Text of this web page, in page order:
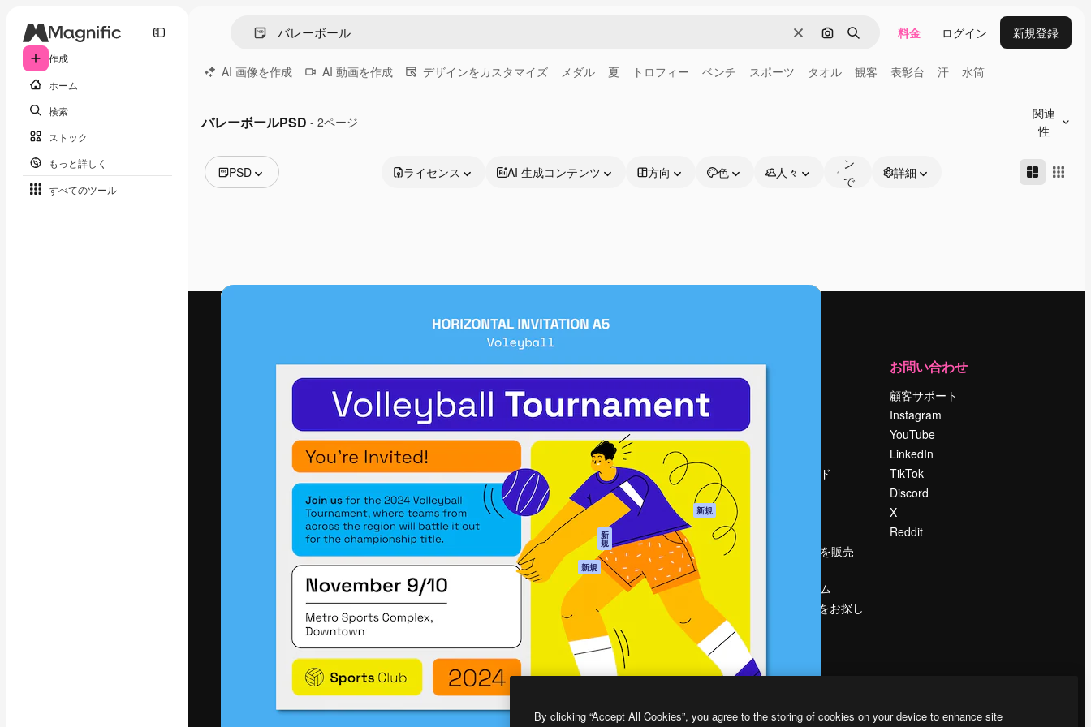
作成
ホーム
検索
ストック
もっと詳しく
すべてのツール
消去 画像で検索
検索 料金 ログイン 新規登録
AI 画像を作成 AI 動画を作成 デザインをカスタマイズ メダル 夏 トロフィー ベンチ スポーツ タオル 観客 表彰台 汗 水筒
バレーボールPSD - 2ページ
関連
性
PSD
動画
ライセンス AI 生成コンテンツ 方向 色 人々
ン
で
詳細
最高のクリエイティブ制作を導くためのプラ
ットフォーム。クリエイター、企業、代理
店、スタジオを含む100万人以上が利用して
います。
日本語
製品
Spaces
AI アシスタント
AI 画像生成ツール
AI 動画生成ツール
AI 音声合成ツール
ストックコンテン
ツ
Claude/ChatGPT
向けMCP
新
規
エージェント 新規
モバイルアプリ
すべてのMagnificツ
ール
はじめに
Academy
ドキュメント
サポート
利用規約
プライバシーポリ
シー
オリジナル
新規
クッキーポリシー
トラストセンター
アフィリエイト
法人向け
運営
検索トレンド
コンテンツを販売
プレスルーム
magnific.aiをお探し
お問い合わせ
顧客サポート
Instagram
YouTube
LinkedIn
TikTok
Discord
X
Reddit
Copyright © 2010-2026Freepik Company S.L.U.無断複写・転載を禁じます
By clicking “Accept All Cookies”, you agree to the storing of cookies on your device to enhance site